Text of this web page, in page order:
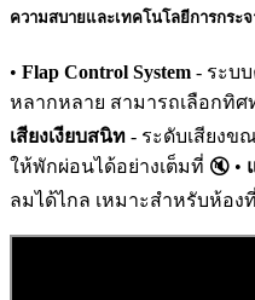
ความสบายและเทคโนโลยีการกระ
• Flap Control System - ระบ
หลากหลาย สามารถเลือกทิ
เสียงเงียบสนิท - ระดับเสียงข
ให้พักผ่อนได้อย่างเต็มที่ 🔇 •
ลมได้ไกล เหมาะสำหรับห้อง